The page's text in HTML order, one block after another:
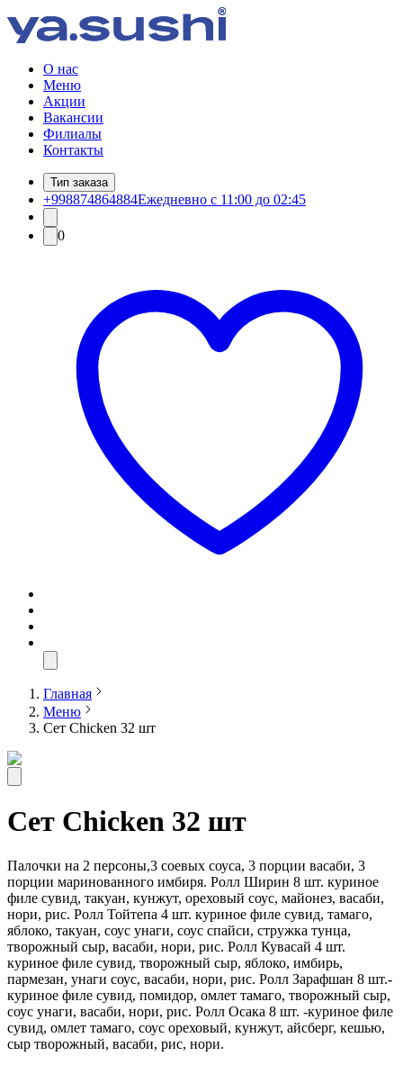
О нас
Меню
Акции
Вакансии
Филиалы
Контакты
Тип заказа
+998874864884Ежедневно с 11:00 до 02:45
0
Главная
Меню
Сет Chicken 32 шт
Сет Chicken 32 шт
Палочки на 2 персоны,3 соевых соуса, 3 порции васаби, 3
порции маринованного имбиря. Ролл Ширин 8 шт. куриное
филе сувид, такуан, кунжут, ореховый соус, майонез, васаби,
нори, рис. Ролл Тойтепа 4 шт. куриное филе сувид, тамаго,
яблоко, такуан, соус унаги, соус спайси, стружка тунца,
творожный сыр, васаби, нори, рис. Ролл Кувасай 4 шт.
куриное филе сувид, творожный сыр, яблоко, имбирь,
пармезан, унаги соус, васаби, нори, рис. Ролл Зарафшан 8 шт.-
куриное филе сувид, помидор, омлет тамаго, творожный сыр,
соус унаги, васаби, нори, рис. Ролл Осака 8 шт. -куриное филе
сувид, омлет тамаго, соус ореховый, кунжут, айсберг, кешью,
сыр творожный, васаби, рис, нори.